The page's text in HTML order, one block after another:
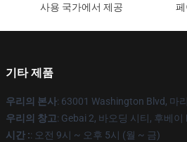
사용 국가에서 제공
기타 제품
우리의 본사: 63001 Washington Blvd, 마
우리의 창고: Gebai 2, 바오딩 시티, 후베이
시간 :: 오전 9시 ~ 오후 5시 (월 ~ 금)